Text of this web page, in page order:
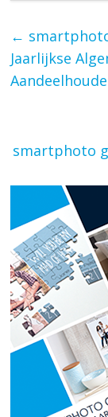
←
Jaarlijkse
smartphoto